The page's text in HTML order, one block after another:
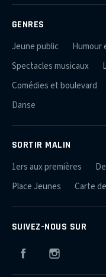
GENRES
Jeune public
Humour
Spectacles musicaux
Comédies et boulevard
Danse
SORTIR MALIN
1ers aux premières
Place Jeunes
Carte
SUIVEZ-NOUS SUR
Facebook